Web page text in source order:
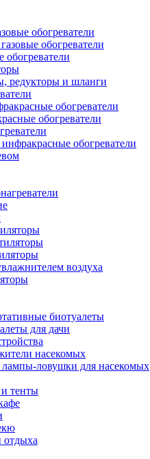
обогреватели
обогреватели
обогреватели
редукторы и шланги
обогреватели
обогреватели
обогреватели
воздуха
биотуалеты
для дачи
насекомых
ловушки для насекомых
тенты
отдыха